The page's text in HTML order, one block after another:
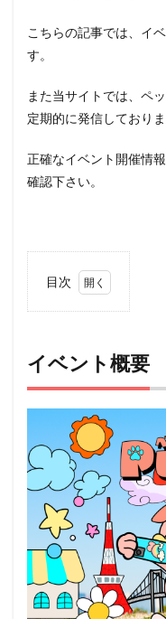
こちらの記事では、イ
す。
また当サイトでは、ペ
定期的に発信しておりま
正確なイベント開催情
確認下さい。
目次
概要
3
ペッ
ト
＆
猫）
と行
ける
その
他の
イベ
イベント概要